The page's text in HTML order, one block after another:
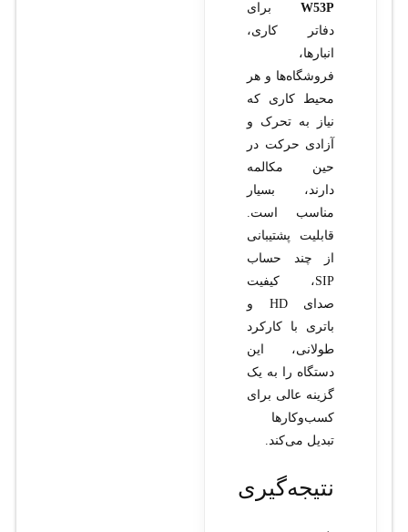
W53Pبرای
دفاتر کاری،
انبارها،
فروشگاه‌ها و هر
محیط کاری که
نیاز به تحرک و
آزادی حرکت در
حین مکالمه
دارند، بسیار
مناسب است.
قابلیت پشتیبانی
از چند حساب
SIP، کیفیت
صدای HD و
باتری با کارکرد
طولانی، این
دستگاه را به یک
گزینه عالی برای
کسب‌وکارها
تبدیل می‌کند.
نتیجه‌گیری